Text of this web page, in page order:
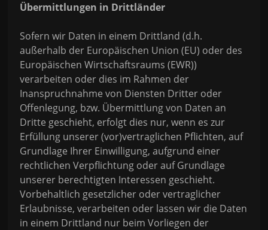
Übermittlungen in Drittländer
Sofern wir Daten in einem Drittland (d.h.
außerhalb der Europäischen Union (EU) oder des
Europäischen Wirtschaftsraums (EWR))
verarbeiten oder dies im Rahmen der
Inanspruchnahme von Diensten Dritter oder
Offenlegung, bzw. Übermittlung von Daten an
Dritte geschieht, erfolgt dies nur, wenn es zur
Erfüllung unserer (vor)vertraglichen Pflichten, auf
Grundlage Ihrer Einwilligung, aufgrund einer
rechtlichen Verpflichtung oder auf Grundlage
unserer berechtigten Interessen geschieht.
Vorbehaltlich gesetzlicher oder vertraglicher
Erlaubnisse, verarbeiten oder lassen wir die Daten
in einem Drittland nur beim Vorliegen der